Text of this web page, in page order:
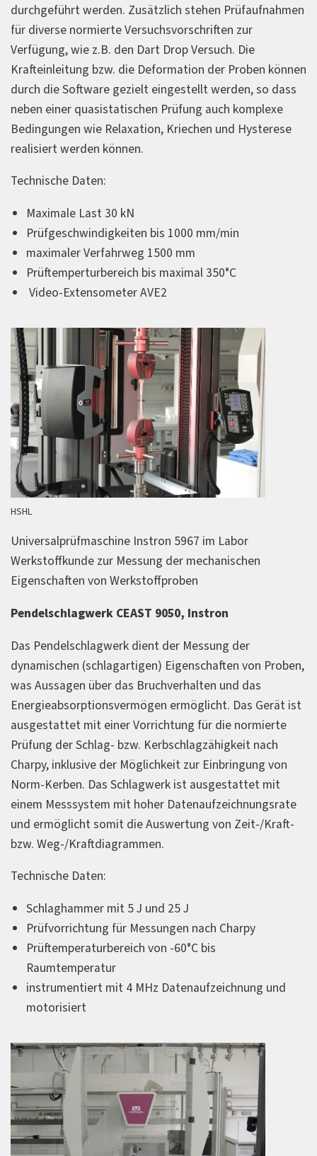
durchgeführt werden. Zusätzlich stehen Prüfaufnahmen
für diverse normierte Versuchsvorschriften zur
Verfügung, wie z.B. den Dart Drop Versuch. Die
Krafteinleitung bzw. die Deformation der Proben können
durch die Software gezielt eingestellt werden, so dass
neben einer quasistatischen Prüfung auch komplexe
Bedingungen wie Relaxation, Kriechen und Hysterese
realisiert werden können.
Technische Daten:
Maximale Last 30 kN
Prüfgeschwindigkeiten bis 1000 mm/min
maximaler Verfahrweg 1500 mm
Prüftemperturbereich bis maximal 350°C
Video-Extensometer AVE2
HSHL
Universalprüfmaschine Instron 5967 im Labor
Werkstoffkunde zur Messung der mechanischen
Eigenschaften von Werkstoffproben
Pendelschlagwerk CEAST 9050, Instron
Das Pendelschlagwerk dient der Messung der
dynamischen (schlagartigen) Eigenschaften von Proben,
was Aussagen über das Bruchverhalten und das
Energieabsorptionsvermögen ermöglicht. Das Gerät ist
ausgestattet mit einer Vorrichtung für die normierte
Prüfung der Schlag- bzw. Kerbschlagzähigkeit nach
Charpy, inklusive der Möglichkeit zur Einbringung von
Norm-Kerben. Das Schlagwerk ist ausgestattet mit
einem Messsystem mit hoher Datenaufzeichnungsrate
und ermöglicht somit die Auswertung von Zeit-/Kraft-
bzw. Weg-/Kraftdiagrammen.
Technische Daten:
Schlaghammer mit 5 J und 25 J
Prüfvorrichtung für Messungen nach Charpy
Prüftemperaturbereich von -60°C bis
Raumtemperatur
instrumentiert mit 4 MHz Datenaufzeichnung und
motorisiert